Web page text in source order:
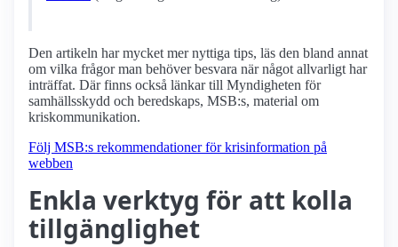
Den artikeln har mycket mer nyttiga tips, läs den bland annat
om vilka frågor man behöver besvara när något allvarligt har
inträffat. Där finns också länkar till Myndigheten för
samhällsskydd och beredskaps, MSB:s, material om
kriskommunikation.
Följ MSB:s rekommendationer för krisinformation på
webben
Enkla verktyg för att kolla
tillgänglighet